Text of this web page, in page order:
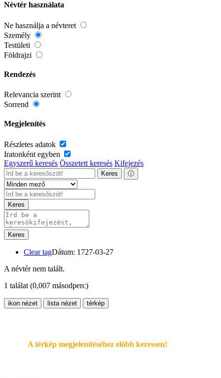
Névtér használata
Ne használja a névteret
Személy
Testületi
Földrajzi
Rendezés
Relevancia szerint
Sorrend
Megjelenítés
Részletes adatok
Iratonként egyben
Egyszerű keresés Összetett keresés Kifejezés
Keres ⓘ
Keres
Keres
Clear tagDátum: 1727-03-27
A névtér nem talált.
1 találat (0,007 másodperc)
ikon nézet lista nézet térkép
A térkép megjelenítéséhez elöbb keressen!